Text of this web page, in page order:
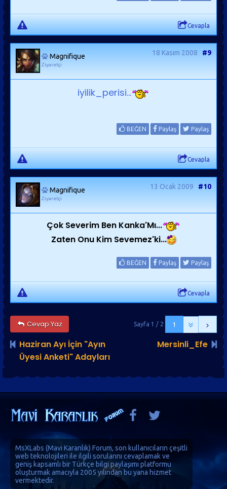
Cevapla
Magnifique
Ziyaretçi
18 Kasım 2008 #9
iyilik_perisi...
BEĞEN Paylaş Paylaş
Cevapla
Magnifique
Ziyaretçi
13 Ocak 2009 #10
Çok Severim Ben Kanka'Mı...
Zaten Onu Kim Sevemez'ki...
BEĞEN Paylaş Paylaş
Cevapla
Cevap Yaz 1
Sayfa 1 / 2
Haziran Ayı İçin "Ayın
Üyesi Anketi" Adayları
Mersinli_Efe
MsXLabs (Mavi Karanlık) Forum, son kullanıcıların çeşitli
web teknolojileri ile ilgili sorularını cevaplamak ve
geniş kapsamlı bir Türkçe bilgi paylaşımı platformu
oluşturmak amacıyla 2005 yılından bu yana hizmet
vermektedir.